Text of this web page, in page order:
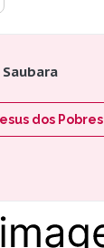
dos Pobres